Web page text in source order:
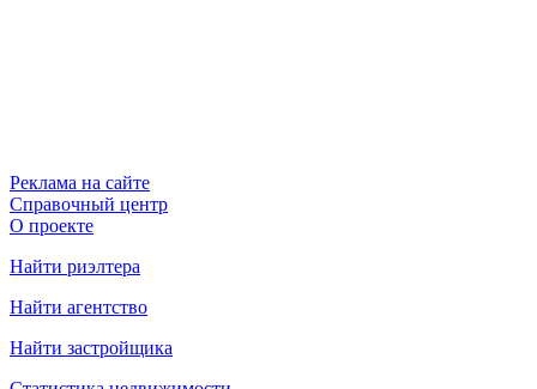
Реклама на сайте
Справочный центр
О проекте
Найти риэлтера
Найти агентство
Найти застройщика